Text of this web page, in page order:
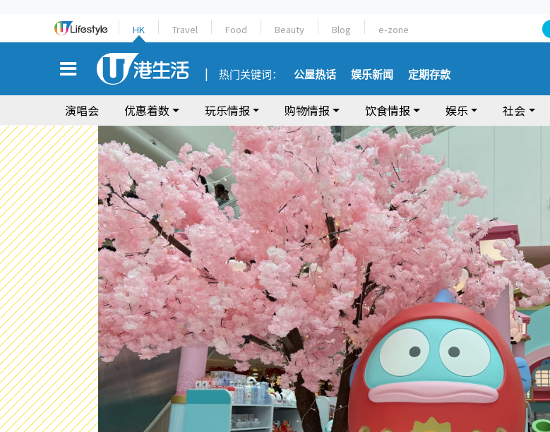
HK Travel Food Beauty Blog e-zone
热门关键词： 公屋热话 娱乐新闻 定期存款
演唱会 优惠着数 玩乐情报 购物情报 饮食情报 娱乐 社会